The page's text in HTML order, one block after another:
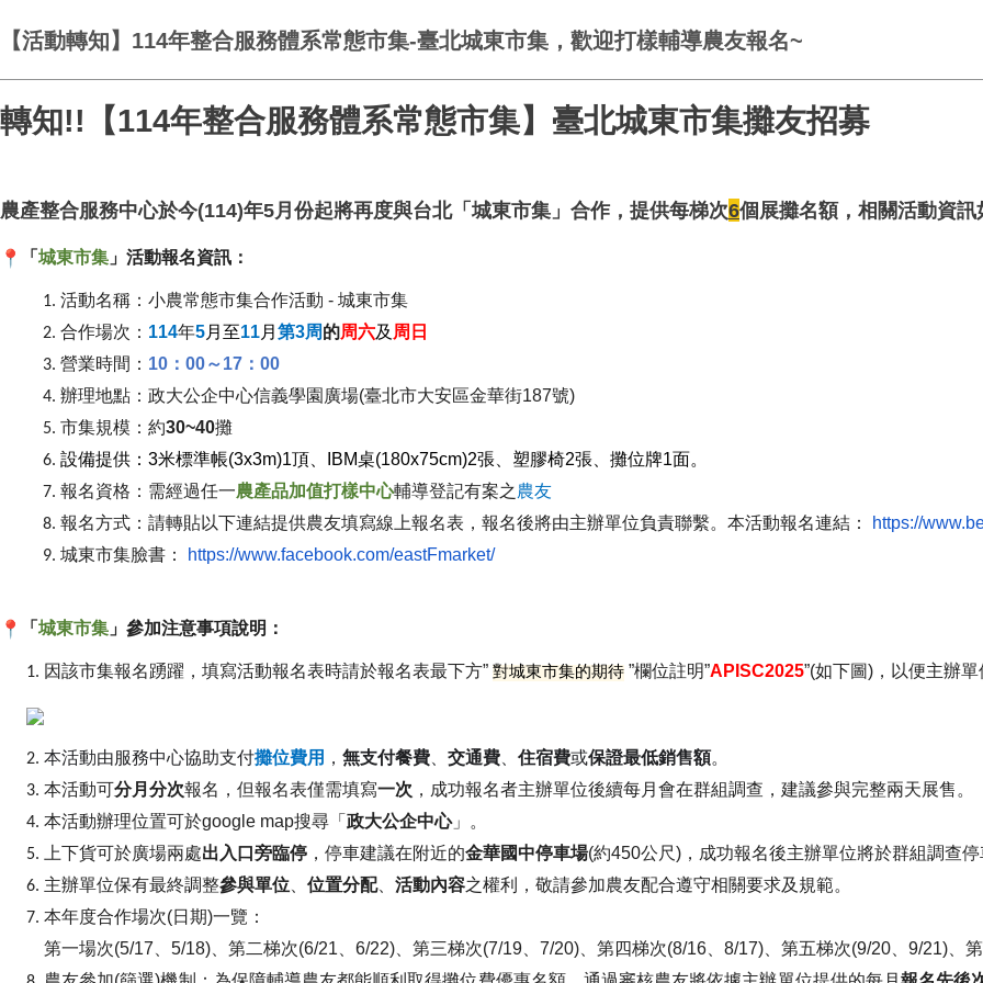
【活動轉知】114年整合服務體系常態市集-臺北城東市集，歡迎打樣輔導農友報名~
轉知!!【114年整合服務體系常態市集】臺北城東市集攤友招募
農產整合服務中心於今(114)年5月份起將再度與台北「城東市集」合作，提供每梯次6個展攤名額，相關活動資訊
「城東市集 」活動報名資訊：
活動名稱：小農常態市集合作活動 - 城東市集
合作場次： 114年5月至11月 第3周的周六及 周日
營業時間： 10 ：00～17：00
辦理地點：政大公企中心信義學園廣場(臺北市大安區金華街187號)
市集規模：約30~40攤
設備提供：3米標準帳(3x3m)1頂、IBM桌(180x75cm)2張、塑膠椅2張、攤位牌1面。
報名資格：需經過任一農產品加值打樣中心輔導登記有案之農友
報名方式：請轉貼以下連結提供農友填寫線上報名表， 報名後將由主辦單位負責聯繫。 本活動報名連結：
https://
城東市集臉書：
https://www.facebook.com/eastFmarket/
「城東市集 」參加注意事項說明：
因該市集報名踴躍，填寫活動報名表時請於報名表最下方” 對城東市集的期待 ”欄位註明”APISC2025”(如下圖)， 以便主辦
本活動由服務中心協助支付攤位費用 ， 無支付餐費 交通費 住宿費或保證最低銷售額。
本活動可分月分次報名，但報名表僅需填寫一次 ， 成功報名者主辦單位後續每月會在群組調查， 建議參與完整兩天展售。
本活動辦理位置可於google map搜尋「 政大公企中心」。
上下貨可於廣場兩處出入口旁臨停 ，停車建議在附近的金華國中停車場(約450公尺)， 成功報名後主辦單位將於群組調查
主辦單位保有最終調整參與單位 位置分配、 活動內容之權利， 敬請參加農友配合遵守相關要求及規範。
本年度合作場次(日期)一覽：
第一場次(5/17、5/18)、第二梯次(6/21、6/22)、第三梯次(7/19、7/20)、第四梯次(8/16、 8/17)、 第五梯次(9/20、9/21)、